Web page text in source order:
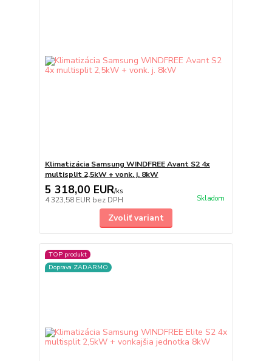
Klimatizácia Samsung WINDFREE Avant S2 4x
multisplit 2,5kW + vonk. j. 8kW
5 318,00 EUR/ks
4 323,58 EUR bez DPH Skladom
Zvoliť variant
TOP produkt
Doprava ZADARMO